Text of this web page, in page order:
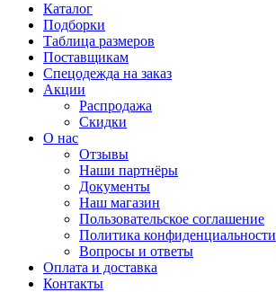
Каталог
Подборки
Таблица размеров
Поставщикам
Спецодежда на заказ
Акции
Распродажа
Скидки
О нас
Отзывы
Наши партнёры
Документы
Наш магазин
Пользовательское соглашение
Политика конфиденциальности
Вопросы и ответы
Оплата и доставка
Контакты